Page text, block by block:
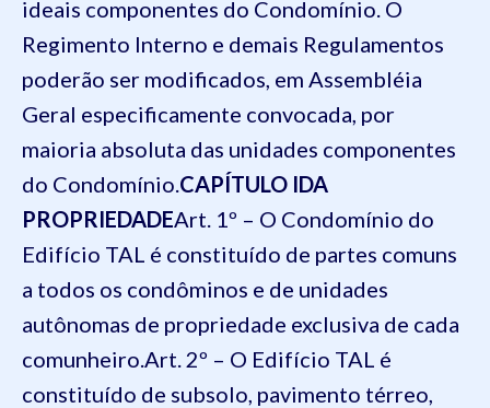
ideais componentes do Condomínio. O
Regimento Interno e demais Regulamentos
poderão ser modificados, em Assembléia
Geral especificamente convocada, por
maioria absoluta das unidades componentes
do Condomínio.CAPÍTULO IDA
PROPRIEDADEArt. 1º – O Condomínio do
Edifício TAL é constituído de partes comuns
a todos os condôminos e de unidades
autônomas de propriedade exclusiva de cada
comunheiro.Art. 2º – O Edifício TAL é
constituído de subsolo, pavimento térreo,